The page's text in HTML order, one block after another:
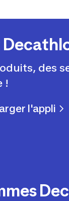
des
!
l'appli